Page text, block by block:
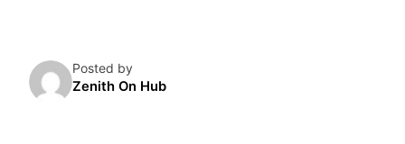
Posted by
Zenith On Hub